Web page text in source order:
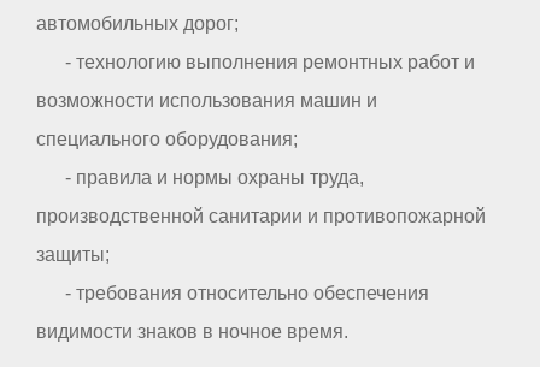
автомобильных дорог;
- технологию выполнения ремонтных работ и
возможности использования машин и
специального оборудования;
- правила и нормы охраны труда,
производственной санитарии и противопожарной
защиты;
- требования относительно обеспечения
видимости знаков в ночное время.